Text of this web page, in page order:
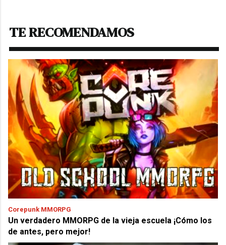
TE RECOMENDAMOS
Corepunk MMORPG
Un verdadero MMORPG de la vieja escuela ¡Cómo los
de antes, pero mejor!